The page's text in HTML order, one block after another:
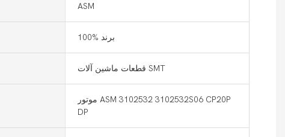
ASM
100% برند
قطعات ماشین آلات SMT
موتور ASM 3102532 3102532S06 CP20P
DP